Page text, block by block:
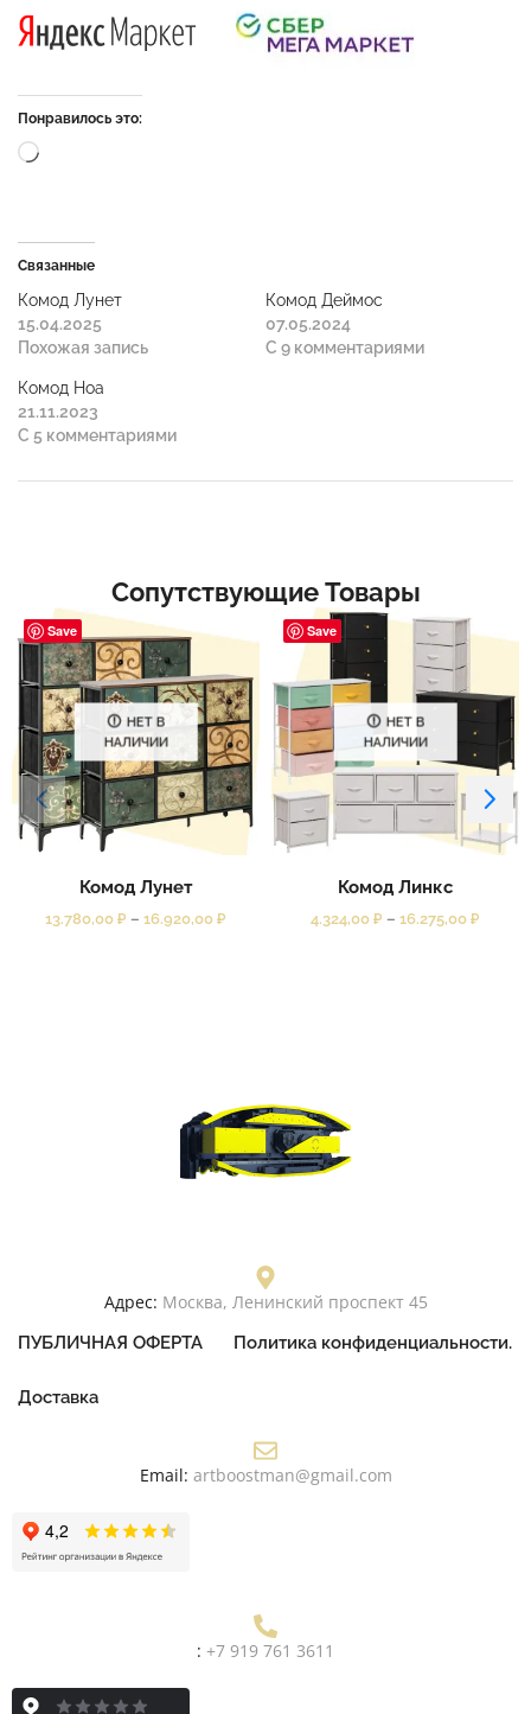
Понравилось это:
Связанные
Комод Лунет
15.04.2025
Похожая запись
Комод Деймос
07.05.2024
С 9 комментариями
Комод Ноа
21.11.2023
С 5 комментариями
Сопутствующие Товары
Save
НЕТ В
НАЛИЧИИ
Комод Лунет
13.780,00 ₽ – 16.920,00 ₽
Save
НЕТ В
НАЛИЧИИ
Комод Линкс
4.324,00 ₽ – 16.275,00 ₽
Адрес: Москва, Ленинский проспект 45
ПУБЛИЧНАЯ ОФЕРТА Политика конфиденциальности.
Доставка
Email: artboostman@gmail.com
: +7 919 761 3611